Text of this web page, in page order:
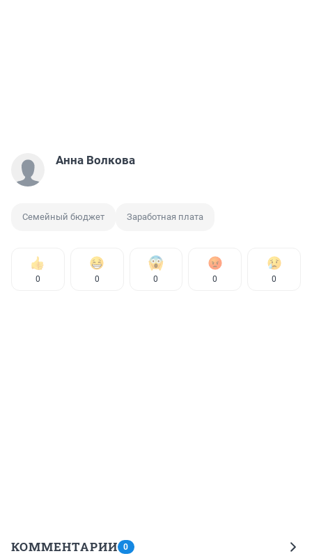
Анна Волкова
Семейный бюджет Заработная плата
0 0 0 0 0
КОММЕНТАРИИ 0